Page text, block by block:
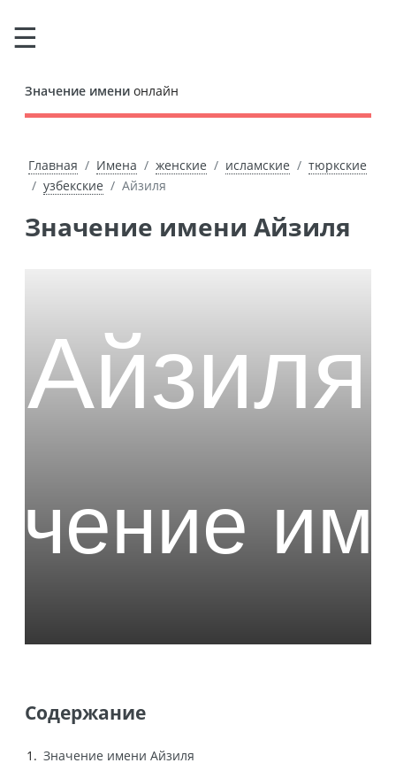
Значение имени онлайн
Главная Имена женские исламские
тюркские
узбекские
Айзиля
Значение имени Айзиля
Содержание
Значение имени Айзиля